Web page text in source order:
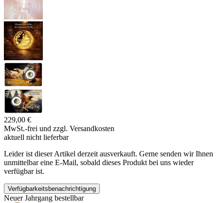
229,00 €
MwSt.-frei und zzgl. Versandkosten
aktuell nicht lieferbar
Leider ist dieser Artikel derzeit ausverkauft. Gerne senden wir Ihnen
unmittelbar eine E-Mail, sobald dieses Produkt bei uns wieder
verfügbar ist.
Verfügbarkeitsbenachrichtigung
Neuer Jahrgang bestellbar